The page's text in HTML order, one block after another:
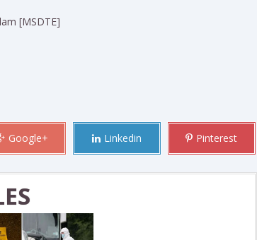
[MSDTE]
Google+ Linkedin Pinterest